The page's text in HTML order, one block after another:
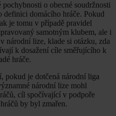
o obecné soudržnosti
definici domácího hráče. Pokud
je tomu v případě pravidel
samotným klubem, ale i
národní lize, klade si otázku, zda
k dosažení cíle směřujícího k
hráče.
pokud je dotčená národní liga
národní lize mohl
cíl spočívající v podpoře
by byl zmařen.